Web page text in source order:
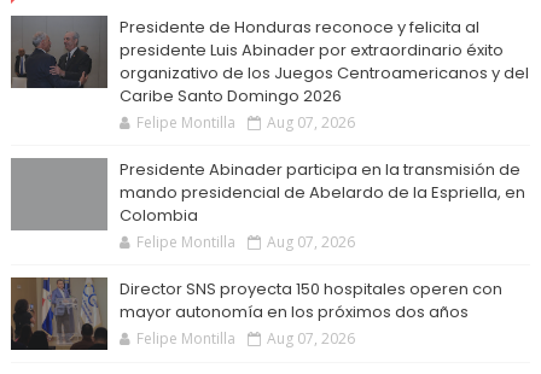
Presidente de Honduras reconoce y felicita al
presidente Luis Abinader por extraordinario éxito
organizativo de los Juegos Centroamericanos y del
Caribe Santo Domingo 2026
Felipe Montilla Aug 07, 2026
Presidente Abinader participa en la transmisión de
mando presidencial de Abelardo de la Espriella, en
Colombia
Felipe Montilla Aug 07, 2026
Director SNS proyecta 150 hospitales operen con
mayor autonomía en los próximos dos años
Felipe Montilla Aug 07, 2026